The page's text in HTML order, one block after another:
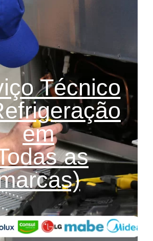
Técnico
em
as